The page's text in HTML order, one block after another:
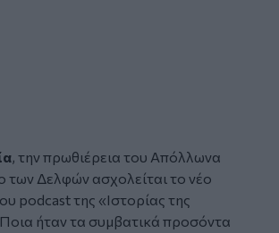
, την πρωθιέρεια του Απόλλωνα
των Δελφών ασχολείται το νέο
podcastτης «Ιστορίας της
ήταν τα συμβατικά προσόντα